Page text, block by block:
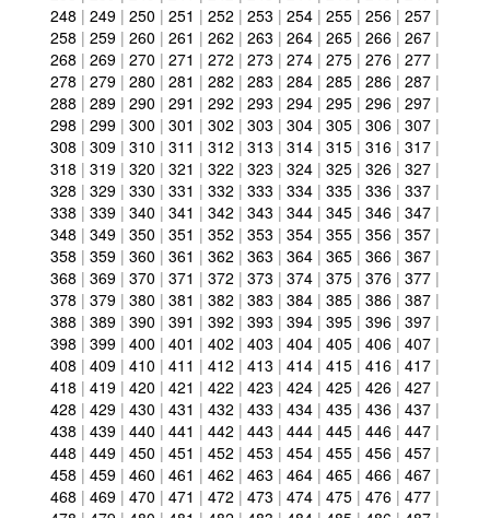
248 | 249 | 250 | 251 | 252 | 253 | 254 | 255 | 256 | 257 |
258 | 259 | 260 | 261 | 262 | 263 | 264 | 265 | 266 | 267 |
268 | 269 | 270 | 271 | 272 | 273 | 274 | 275 | 276 | 277 |
278 | 279 | 280 | 281 | 282 | 283 | 284 | 285 | 286 | 287 |
288 | 289 | 290 | 291 | 292 | 293 | 294 | 295 | 296 | 297 |
298 | 299 | 300 | 301 | 302 | 303 | 304 | 305 | 306 | 307 |
308 | 309 | 310 | 311 | 312 | 313 | 314 | 315 | 316 | 317 |
318 | 319 | 320 | 321 | 322 | 323 | 324 | 325 | 326 | 327 |
328 | 329 | 330 | 331 | 332 | 333 | 334 | 335 | 336 | 337 |
338 | 339 | 340 | 341 | 342 | 343 | 344 | 345 | 346 | 347 |
348 | 349 | 350 | 351 | 352 | 353 | 354 | 355 | 356 | 357 |
358 | 359 | 360 | 361 | 362 | 363 | 364 | 365 | 366 | 367 |
368 | 369 | 370 | 371 | 372 | 373 | 374 | 375 | 376 | 377 |
378 | 379 | 380 | 381 | 382 | 383 | 384 | 385 | 386 | 387 |
388 | 389 | 390 | 391 | 392 | 393 | 394 | 395 | 396 | 397 |
398 | 399 | 400 | 401 | 402 | 403 | 404 | 405 | 406 | 407 |
408 | 409 | 410 | 411 | 412 | 413 | 414 | 415 | 416 | 417 |
418 | 419 | 420 | 421 | 422 | 423 | 424 | 425 | 426 | 427 |
428 | 429 | 430 | 431 | 432 | 433 | 434 | 435 | 436 | 437 |
438 | 439 | 440 | 441 | 442 | 443 | 444 | 445 | 446 | 447 |
448 | 449 | 450 | 451 | 452 | 453 | 454 | 455 | 456 | 457 |
458 | 459 | 460 | 461 | 462 | 463 | 464 | 465 | 466 | 467 |
468 | 469 | 470 | 471 | 472 | 473 | 474 | 475 | 476 | 477 |